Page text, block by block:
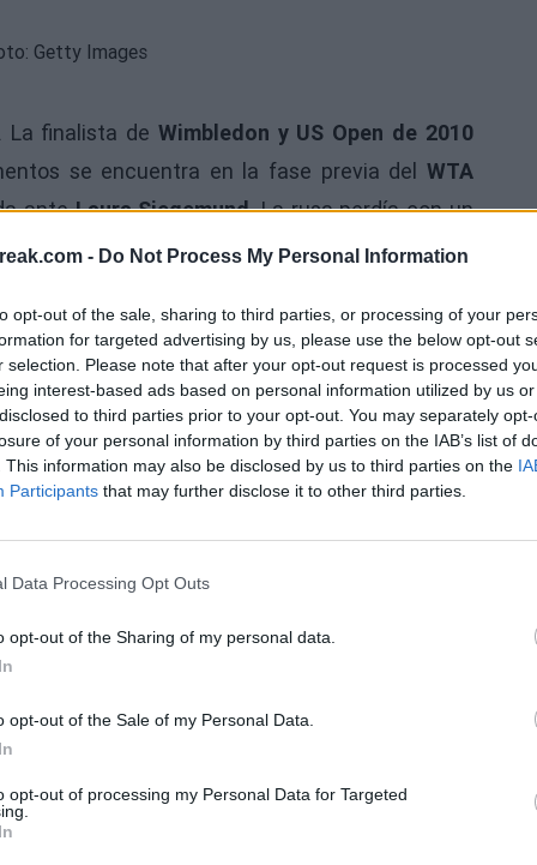
- Do Not Process My Personal Information
opt-out of the sale, sharing to third parties, or processing of your
for targeted advertising by us, please use the below opt-out
selection. Please note that after your opt-out request is processed
interest-based ads based on personal information utilized by us
to third parties prior to your opt-out. You may separately
of your personal information by third parties on the IAB’s list of
This information may also be disclosed by us to third parties on the
Participants that may further disclose it to other third parties.
Data Processing Opt Outs
opt-out of the Sharing of my personal data.
opt-out of the Sale of my Personal Data.
opt-out of processing my Personal Data for Targeted
La finalista de Wimbledon y US Open de 2010
se encuentra en la fase previa del WTA
anteLaura Siegemund. La rusa perdía con un
embargo, le dio la vuelta y consiguió 11 juegos
de un torneo WTA.